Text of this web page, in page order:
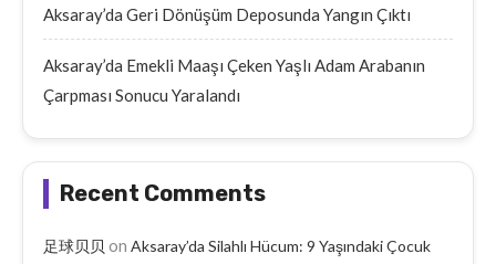
Aksaray’da Geri Dönüşüm Deposunda Yangın Çıktı
Aksaray’da Emekli Maaşı Çeken Yaşlı Adam Arabanın
Çarpması Sonucu Yaralandı
Recent Comments
足球贝贝 on Aksaray’da Silahlı Hücum: 9 Yaşındaki Çocuk